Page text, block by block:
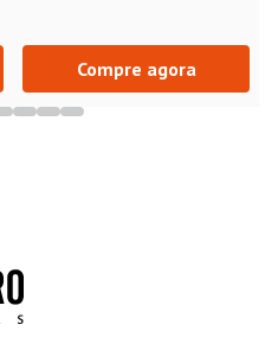
Compre agora